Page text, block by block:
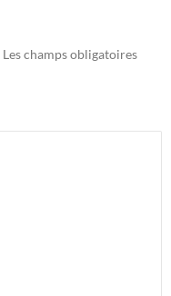
Les champs obligatoires